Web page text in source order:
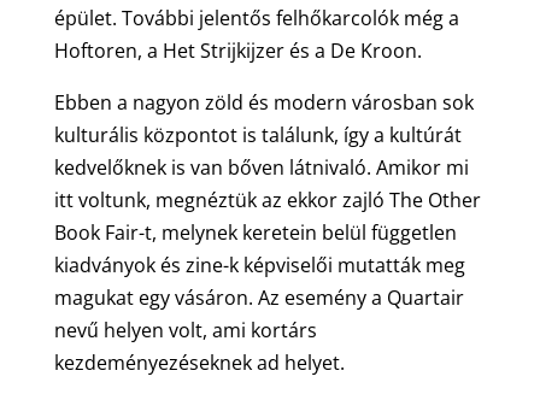
épület. További jelentős felhőkarcolók még a
Hoftoren, a Het Strijkijzer és a De Kroon.
Ebben a nagyon zöld és modern városban sok
kulturális központot is találunk, így a kultúrát
kedvelőknek is van bőven látnivaló. Amikor mi
itt voltunk, megnéztük az ekkor zajló The Other
Book Fair-t, melynek keretein belül független
kiadványok és zine-k képviselői mutatták meg
magukat egy vásáron. Az esemény a Quartair
nevű helyen volt, ami kortárs
kezdeményezéseknek ad helyet.